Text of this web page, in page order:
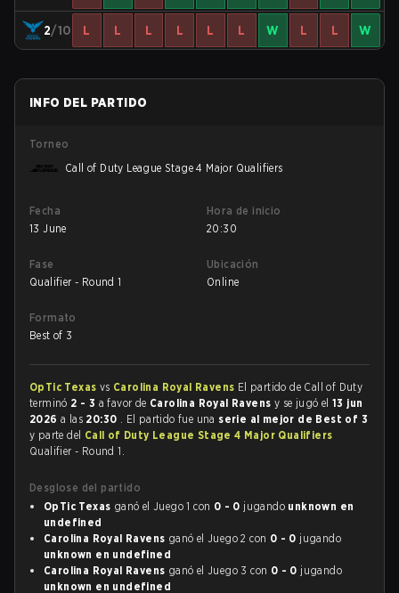
2/10 L L L L L L W L L W
INFO DEL PARTIDO
Torneo
Call of Duty League Stage 4 Major Qualifiers
Fecha
13 June
Hora de inicio
20:30
Fase
Qualifier - Round 1
Ubicación
Online
Formato
Best of 3
OpTic Texas vs Carolina Royal Ravens El partido de Call of Duty
terminó 2 - 3 a favor de Carolina Royal Ravens y se jugó el13 jun
2026 a las 20:30 . El partido fue una serie al mejor de Best of 3
y parte del Call of Duty League Stage 4 Major Qualifiers
Qualifier - Round 1.
Desglose del partido
OpTic Texas ganó el Juego 1 con 0 - 0 jugando unknown en
undefined
Carolina Royal Ravens ganó el Juego 2 con 0 - 0 jugando
unknown en undefined
Carolina Royal Ravens ganó el Juego 3 con 0 - 0 jugando
unknown en undefined